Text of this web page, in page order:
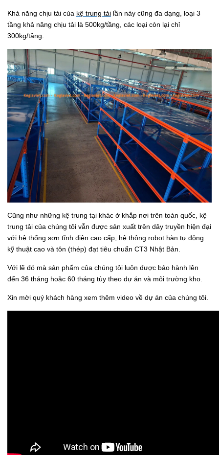
Khả năng chịu tải của kệ trung tải lần này cũng đa dạng, loại 3
tầng khả năng chịu tải là 500kg/tầng, các loại còn lại chỉ
300kg/tầng.
Cũng như những kệ trung tại khác ở khắp nơi trên toàn quốc, kệ
trung tải của chúng tôi vẫn được sản xuất trên dây truyền hiện đại
với hệ thống sơn tĩnh điện cao cấp, hệ thông robot hàn tự động
kỹ thuật cao và tôn (thép) đạt tiêu chuẩn CT3 Nhật Bản.
Với lẽ đó mà sản phẩm của chúng tôi luôn được bảo hành lên
đến 36 tháng hoặc 60 tháng tùy theo dự án và môi trường kho.
Xin mời quý khách hàng xem thêm video về dự án của chúng tôi.